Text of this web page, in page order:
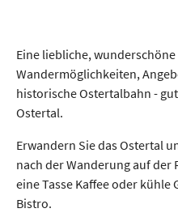
Eine liebliche,
Wandermöglichkeiten,
historische Ostertalbahn -
Ostertal.
Erwandern Sie das Ostertal
nach der Wanderung auf der
eine Tasse Kaffee oder kühle
Bistro.